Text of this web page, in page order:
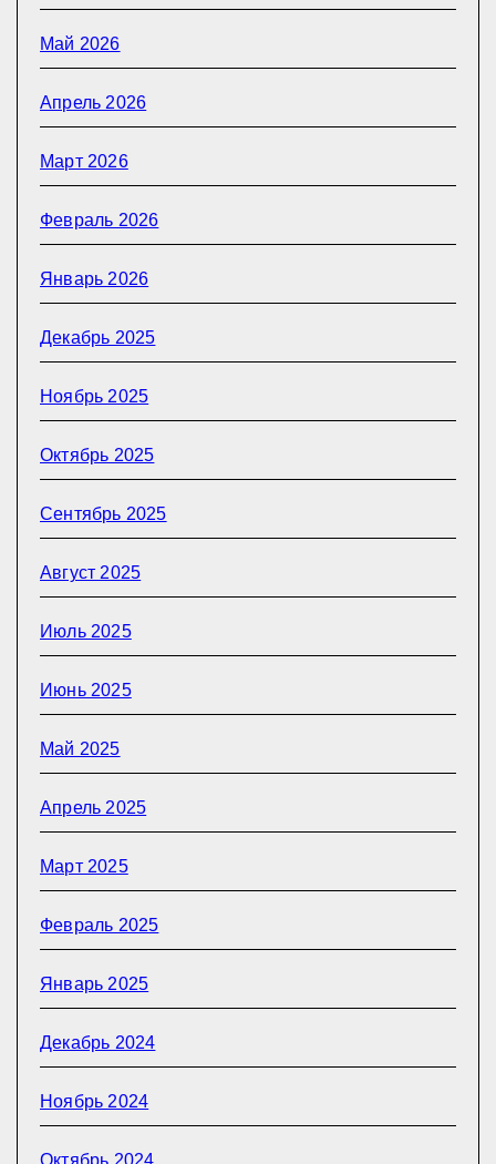
Май 2026
Апрель 2026
Март 2026
Февраль 2026
Январь 2026
Декабрь 2025
Ноябрь 2025
Октябрь 2025
Сентябрь 2025
Август 2025
Июль 2025
Июнь 2025
Май 2025
Апрель 2025
Март 2025
Февраль 2025
Январь 2025
Декабрь 2024
Ноябрь 2024
Октябрь 2024